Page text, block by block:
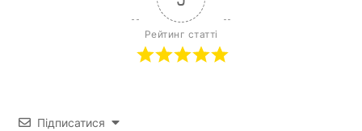
Рейтинг статті
Підписатися